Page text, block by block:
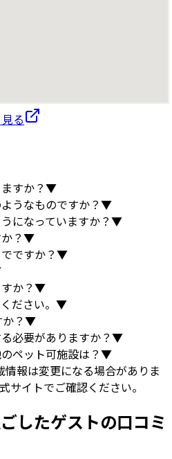
る
すか？▼
うなものですか？▼
になっていますか？▼
？▼
ですか？▼
か？▼
ださい。 ▼
？▼
必要がありますか？▼
ペット可施設は？▼
報は変更になる場合がありま
サイトでご確認ください。
したゲストの口コミ